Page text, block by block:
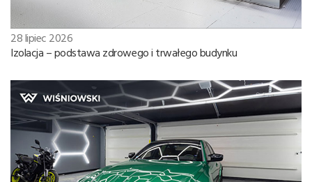
28 lipiec 2026
Izolacja – podstawa zdrowego i trwałego budynku